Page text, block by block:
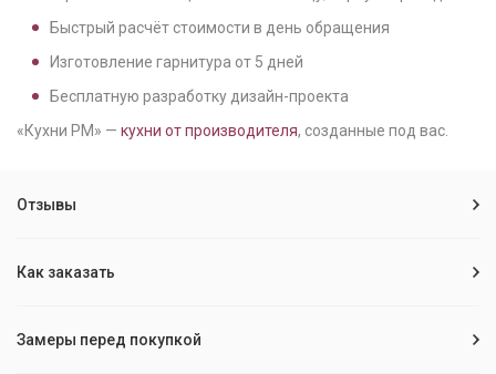
Быстрый расчёт стоимости в день обращения
Изготовление гарнитура от 5 дней
Бесплатную разработку дизайн-проекта
«Кухни РМ» — кухни от производителя, созданные под вас.
Отзывы
Как заказать
Замеры перед покупкой